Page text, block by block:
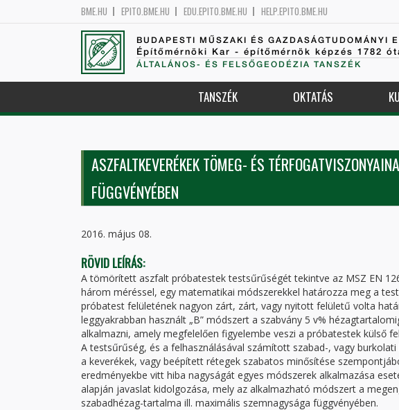
BME.HU EPITO.BME.HU EDU.EPITO.BME.HU HELP.EPITO.BME.HU
BUDAPESTI MŰSZAKI ÉS GAZDASÁGTUDOMÁNYI
Építőmérnöki Kar - építőmérnök képzés 1782
ÁLTALÁNOS- ÉS FELSŐGEODÉZIA TANSZÉK
TANSZÉK OKTATÁS
ASZFALTKEVERÉKEK TÖMEG- ÉS
FÜGGVÉNYÉBEN
2016. május 08.
RÖVID LEÍRÁS:
A tömörített aszfalt próbatestek testsűrűségét tekintve az MSZ EN
három méréssel, egy matematikai módszerekkel határozza meg a
próbatest felületének nagyon zárt, zárt, vagy nyitott felületű volta
leggyakrabban használt „B” módszert a szabvány 5 v%
alkalmazni, amely megfelelően figyelembe veszi a próbatestek külső
A testsűrűség, és a felhasználásával számított szabad-, vagy
a keverékek, vagy beépített rétegek szabatos minősítése
eredményekbe vitt hiba nagyságát egyes módszerek alkalmazása
alapján javaslat kidolgozása, mely az alkalmazható módszert a
szabadhézag-tartalma ill. maximális szemnagysága függvényében.